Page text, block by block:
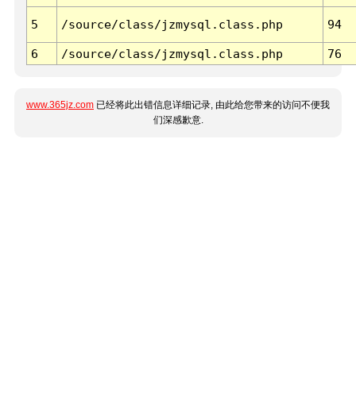
5 /source/class/jzmysql.class.php 94
6 /source/class/jzmysql.class.php 76
www.365jz.com 已经将此出错信息详细记录, 由此给您带来的访问不便我
们深感歉意.